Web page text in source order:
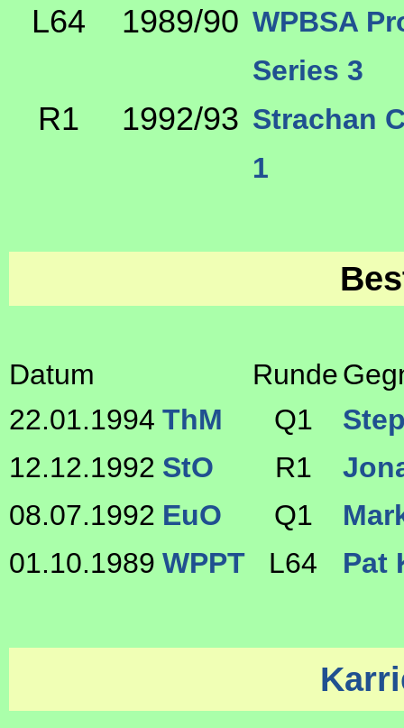
L64 1989/90 WPBSA
Series 3
R1 1992/93 Strachan
1
Datum Runde
22.01.1994 ThM Q1
12.12.1992 StO R1
08.07.1992 EuO Q1
01.10.1989 WPPT L64 Pat